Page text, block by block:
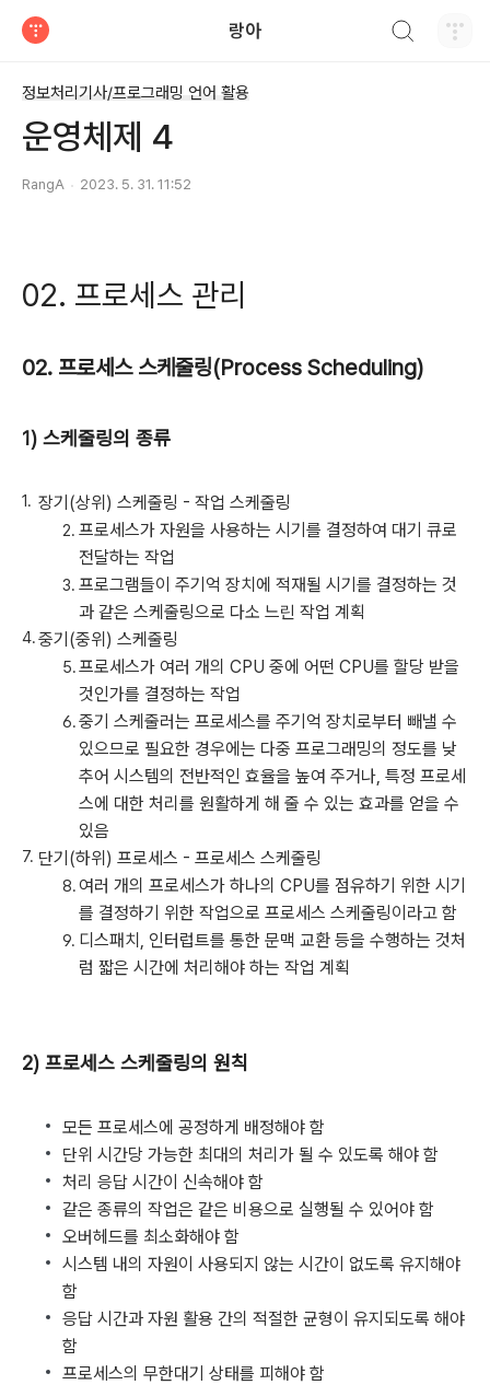
랑아
정보처리기사/프로그래밍 언어 활용
운영체제 4
RangA 2023. 5. 31. 11:52
02. 프로세스 관리
02. 프로세스 스케줄링(Process Scheduling)
1) 스케줄링의 종류
장기(상위) 스케줄링 - 작업 스케줄링
프로세스가 자원을 사용하는 시기를 결정하여 대기 큐로
전달하는 작업
프로그램들이 주기억 장치에 적재될 시기를 결정하는 것
과 같은 스케줄링으로 다소 느린 작업 계획
중기(중위) 스케줄링
프로세스가 여러 개의 CPU 중에 어떤 CPU를 할당 받을
것인가를 결정하는 작업
중기 스케줄러는 프로세스를 주기억 장치로부터 빼낼 수
있으므로 필요한 경우에는 다중 프로그래밍의 정도를 낮
추어 시스템의 전반적인 효율을 높여 주거나, 특정 프로세
스에 대한 처리를 원활하게 해 줄 수 있는 효과를 얻을 수
있음
단기(하위) 프로세스 - 프로세스 스케줄링
여러 개의 프로세스가 하나의 CPU를 점유하기 위한 시기
를 결정하기 위한 작업으로 프로세스 스케줄링이라고 함
디스패치, 인터럽트를 통한 문맥 교환 등을 수행하는 것처
럼 짧은 시간에 처리해야 하는 작업 계획
2) 프로세스 스케줄링의 원칙
모든 프로세스에 공정하게 배정해야 함
단위 시간당 가능한 최대의 처리가 될 수 있도록 해야 함
처리 응답 시간이 신속해야 함
같은 종류의 작업은 같은 비용으로 실행될 수 있어야 함
오버헤드를 최소화해야 함
시스템 내의 자원이 사용되지 않는 시간이 없도록 유지해야
함
응답 시간과 자원 활용 간의 적절한 균형이 유지되도록 해야
함
프로세스의 무한대기 상태를 피해야 함